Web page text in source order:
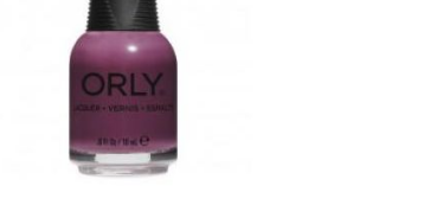
biedt ieder wat wils. Na 30 jaar is Orly één van
van nagellak. Daar blijven ze jaar na jaar een
dankzij hun vernieuwende en modieuze